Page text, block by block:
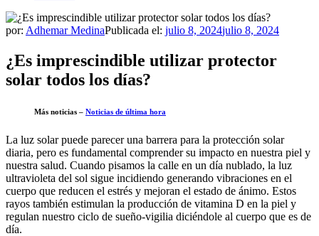
por: Adhemar MedinaPublicada el: julio 8, 2024julio 8, 2024
¿Es imprescindible utilizar protector
solar todos los días?
Más noticias – Noticias de última hora
La luz solar puede parecer una barrera para la protección solar
diaria, pero es fundamental comprender su impacto en nuestra piel y
nuestra salud. Cuando pisamos la calle en un día nublado, la luz
ultravioleta del sol sigue incidiendo generando vibraciones en el
cuerpo que reducen el estrés y mejoran el estado de ánimo. Estos
rayos también estimulan la producción de vitamina D en la piel y
regulan nuestro ciclo de sueño-vigilia diciéndole al cuerpo que es de
día.